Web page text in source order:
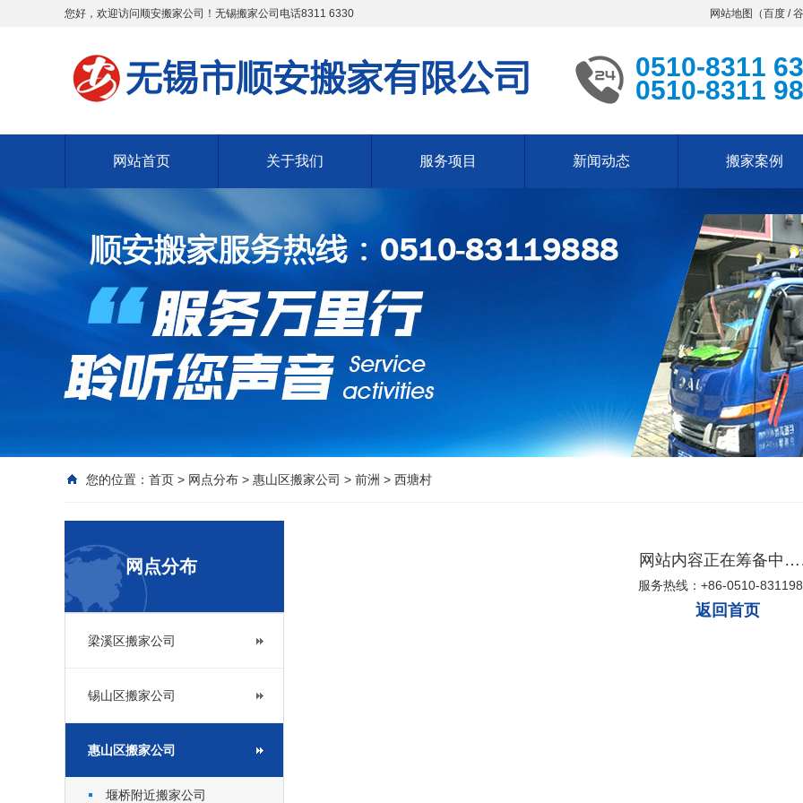
您好，欢迎访问顺安搬家公司！无锡搬家公司电话8311 6330 网站地图（百度 /
0510-8311
0510-8311
网站首页 关于我们 服务项目 新闻动态 搬家案例
您的位置： 首页 > 网点分布 > 惠山区搬家公司 > 前洲 > 西塘村
网点分布
梁溪区搬家公司
锡山区搬家公司
惠山区搬家公司
堰桥附近搬家公司
网站内容正在筹备中
服务热线：+86-0510-
返回首页